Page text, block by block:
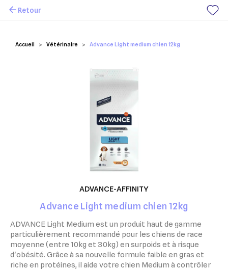
Mes favoris
Accueil Vétérinaire Advance Light medium chien 12kg
Retour
ADVANCE-AFFINITY
Advance Light medium chien 12kg
ADVANCE Light Medium est un produit haut de gamme
particulièrement recommandé pour les chiens de race
moyenne (entre 10kg et 30kg) en surpoids et à risque
d'obésité. Grâce à sa nouvelle formule faible en gras et
riche en protéines, il aide votre chien Medium à contrôler